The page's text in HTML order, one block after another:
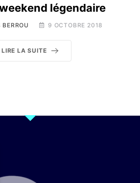
légendaire
9 OCTOBRE 2018
LIRE LA SUITE